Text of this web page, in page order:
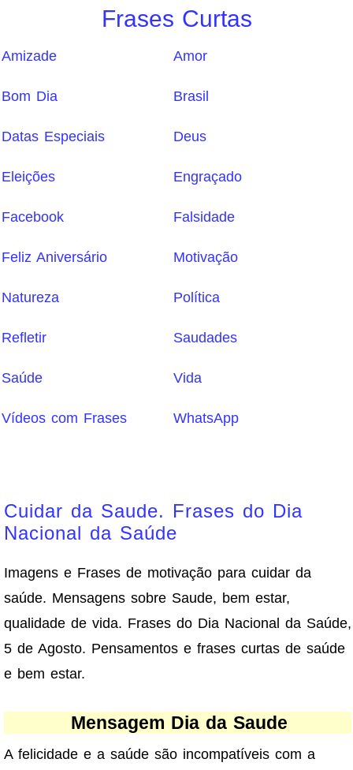
Frases Curtas
Amizade Amor
Bom Dia Brasil
Datas Especiais Deus
Eleições Engraçado
Facebook Falsidade
Feliz Aniversário Motivação
Natureza Política
Refletir Saudades
Saúde Vida
Vídeos com Frases WhatsApp
Cuidar da Saude. Frases do Dia
Nacional da Saúde
Imagens e Frases de motivação para cuidar da
saúde. Mensagens sobre Saude, bem estar,
qualidade de vida. Frases do Dia Nacional da Saúde,
5 de Agosto. Pensamentos e frases curtas de saúde
e bem estar.
Mensagem Dia da Saude
A felicidade e a saúde são incompatíveis com a